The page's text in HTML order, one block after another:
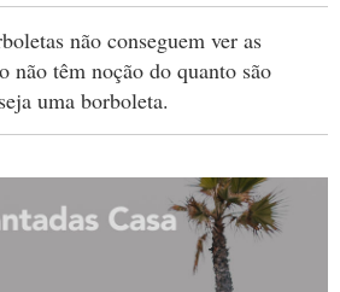
não conseguem ver as
não têm noção do quanto são
uma borboleta.